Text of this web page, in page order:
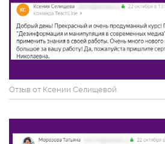
Отзыв от Ксении Селищевой